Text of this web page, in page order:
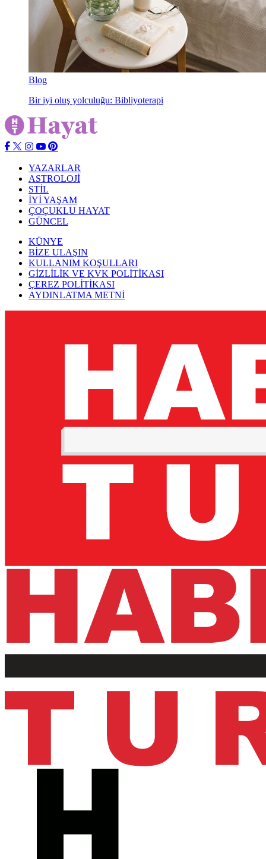
Blog
Bir iyi oluş yolculuğu: Bibliyoterapi
YAZARLAR
ASTROLOJİ
STİL
İYİ YAŞAM
ÇOÇUKLU HAYAT
GÜNCEL
KÜNYE
BİZE ULAŞIN
KULLANIM KOŞULLARI
GİZLİLİK VE KVK POLİTİKASI
ÇEREZ POLİTİKASI
AYDINLATMA METNİ